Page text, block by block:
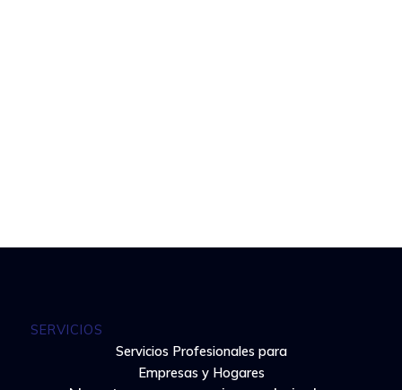
SERVICIOS
Servicios Profesionales para
Empresas y Hogares